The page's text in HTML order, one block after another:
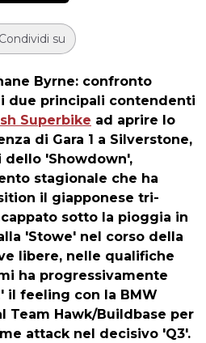
Condividi su
Byrne: confronto
i due principali contendenti
Superbike ad aprire lo
di Gara 1 a Silverstone,
'Showdown',
stagionale che ha
il giapponese tri-
sotto la pioggia in
'Stowe' nel corso della
libere, nelle qualifiche
ha progressivamente
il feeling con la BMW
Team Hawk/Buildbase per
attack nel decisivo 'Q3'.